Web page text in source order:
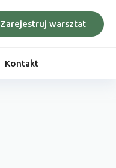
Zarejestruj warsztat
Kontakt